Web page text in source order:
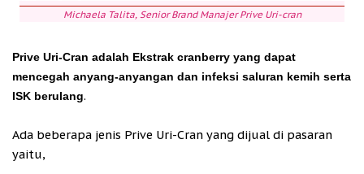
Michaela Talita, Senior Brand Manajer Prive Uri-cran
Prive Uri-Cran adalah Ekstrak cranberry yang dapat
mencegah anyang-anyangan dan infeksi saluran kemih serta
ISK berulang.
Ada beberapa jenis Prive Uri-Cran yang dijual di pasaran
yaitu,